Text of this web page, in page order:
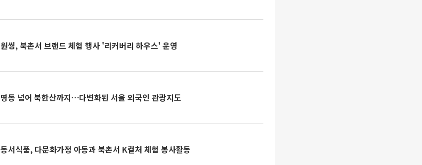
원씽, 북촌서 브랜드 체험 행사 '리커버리 하우스' 운영
명동 넘어 북한산까지⋯다변화된 서울 외국인 관광지도
동서식품, 다문화가정 아동과 북촌서 K컬처 체험 봉사활동